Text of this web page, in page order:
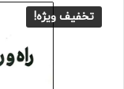
تخفیف ویژه!